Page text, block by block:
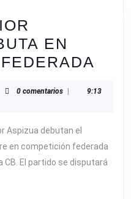
EN
0 comentarios
9:13
Aspizua debutan el
en competición federada
CB. El partido se disputará